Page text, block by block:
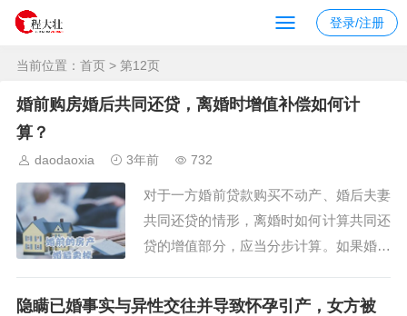
登录/注册
当前位置： 首页 > 第12页
婚前购房婚后共同还贷，离婚时增值补偿如何计
算？
daodaoxia 3年前 732
对于一方婚前贷款购买不动产、婚后夫妻
共同还贷的情形，离婚时如何计算共同还
贷的增值部分，应当分步计算。如果婚前
考虑其他共有人对增值部分也享有份额，
隐瞒已婚事实与异性交往并导致怀孕引产，女方被